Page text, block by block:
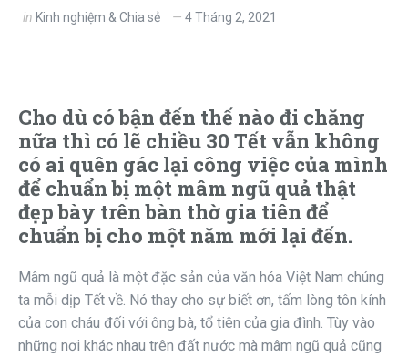
in Kinh nghiệm & Chia sẻ 4 Tháng 2, 2021
Cho dù có bận đến thế nào đi chăng
nữa thì có lẽ chiều 30 Tết vẫn không
có ai quên gác lại công việc của mình
để chuẩn bị một mâm ngũ quả thật
đẹp bày trên bàn thờ gia tiên để
chuẩn bị cho một năm mới lại đến.
Mâm ngũ quả là một đặc sản của văn hóa Việt Nam chúng
ta mỗi dịp Tết về. Nó thay cho sự biết ơn, tấm lòng tôn kính
của con cháu đối với ông bà, tổ tiên của gia đình. Tùy vào
những nơi khác nhau trên đất nước mà mâm ngũ quả cũng